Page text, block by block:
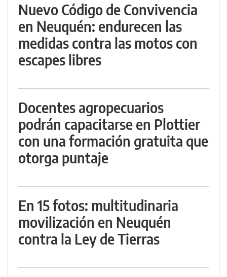
Nuevo Código de Convivencia
en Neuquén: endurecen las
medidas contra las motos con
escapes libres
Docentes agropecuarios
podrán capacitarse en Plottier
con una formación gratuita que
otorga puntaje
En 15 fotos: multitudinaria
movilización en Neuquén
contra la Ley de Tierras